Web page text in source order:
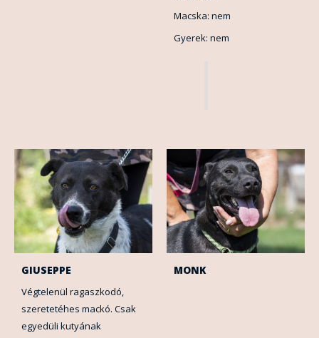
Macska: nem
Gyerek: nem
GIUSEPPE
Végtelenül ragaszkodó,
szeretetéhes mackó. Csak
egyedüli kutyának
MONK